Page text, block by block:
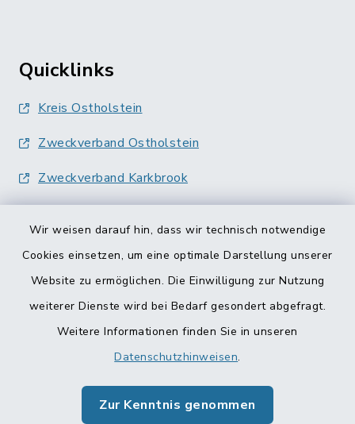
Wir weisen darauf hin, dass wir technisch notwendige
Cookies einsetzen, um eine optimale Darstellung unserer
Website zu ermöglichen. Die Einwilligung zur Nutzung
weiterer Dienste wird bei Bedarf gesondert abgefragt.
Weitere Informationen finden Sie in unseren
Datenschutzhinweisen.
Zur Kenntnis genommen
Quicklinks
Kreis Ostholstein
Zweckverband Ostholstein
Zweckverband Karkbrook
Barrierefreiheit